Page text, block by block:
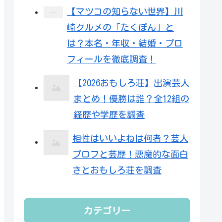
【マツコの知らない世界】川
崎グルメの「たくぽん」と
は？本名・年収・結婚・プロ
フィールを徹底調査！
【2026おもしろ荘】出演芸人
まとめ！優勝は誰？全12組の
経歴や学歴を調査
相性はいいよねは何者？芸人
プロフと芸歴！悪魔的な面白
さとおもしろ荘を調査
カテゴリー